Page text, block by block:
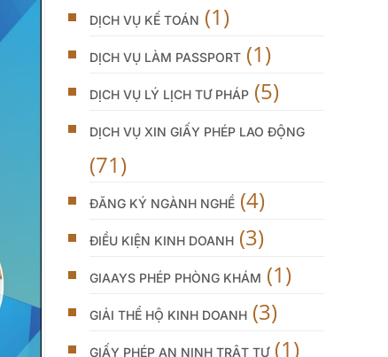
DỊCH VỤ KẾ TOÁN (1)
DỊCH VỤ LÀM PASSPORT (1)
DỊCH VỤ LÝ LỊCH TƯ PHÁP (5)
DỊCH VỤ XIN GIẤY PHÉP LAO ĐỘNG
(71)
ĐĂNG KÝ NGÀNH NGHỀ (4)
ĐIỀU KIỆN KINH DOANH (3)
GIAAYS PHÉP PHÒNG KHÁM (1)
GIẢI THỂ HỘ KINH DOANH (3)
GIẤY PHÉP AN NINH TRẬT TỰ(1)